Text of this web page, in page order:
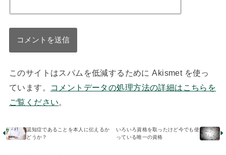
このサイトはスパムを低減するために Akismet を使っ
ています。
コメントデータの処理方法の詳細はこちらを
ご覧ください。
認知症であることを本人に伝えるか
どうか？
いろいろ資格を取ったけど今でも使
っている唯一の資格